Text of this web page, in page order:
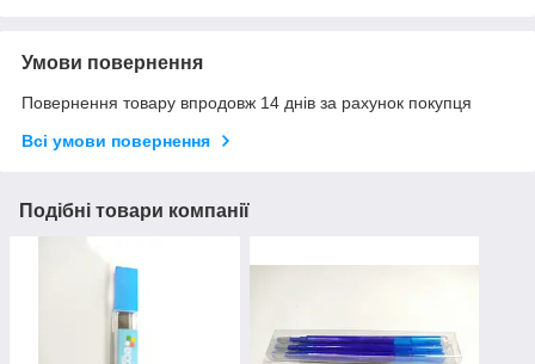
Умови повернення
Повернення товару впродовж 14 днів за рахунок покупця
Всі умови повернення
Подібні товари компанії